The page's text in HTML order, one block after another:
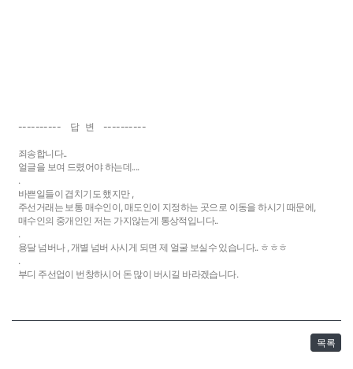
---------- 답 변 ----------
죄송합니다..
얼글을 보여 드렸어야 하는데....
.
바쁜일들이 겹치기도 했지만 ,
주선거래는 보통 매수인이, 매도인이 지정하는 곳으로 이동을 하시기 때문에,
매수인의 중개인인 저는 가지않는게 통상적입니다..
.
용달 넘버나 , 개별 넘버 사시게 되면 제 얼굴 보실수 있습니다.. ㅎㅎㅎ
.
부디 주선업이 번창하시어 돈 많이 버시길 바라겠습니다.
목록